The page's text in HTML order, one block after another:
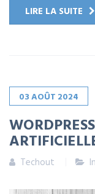
LIRE LA SUITE
03AOÛT 2024
Techout